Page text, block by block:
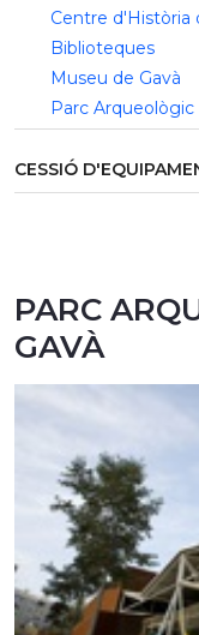
Centre d'Història
Biblioteques
Museu de Gavà
Parc Arqueològic
CESSIÓ
PARC
GAVÀ